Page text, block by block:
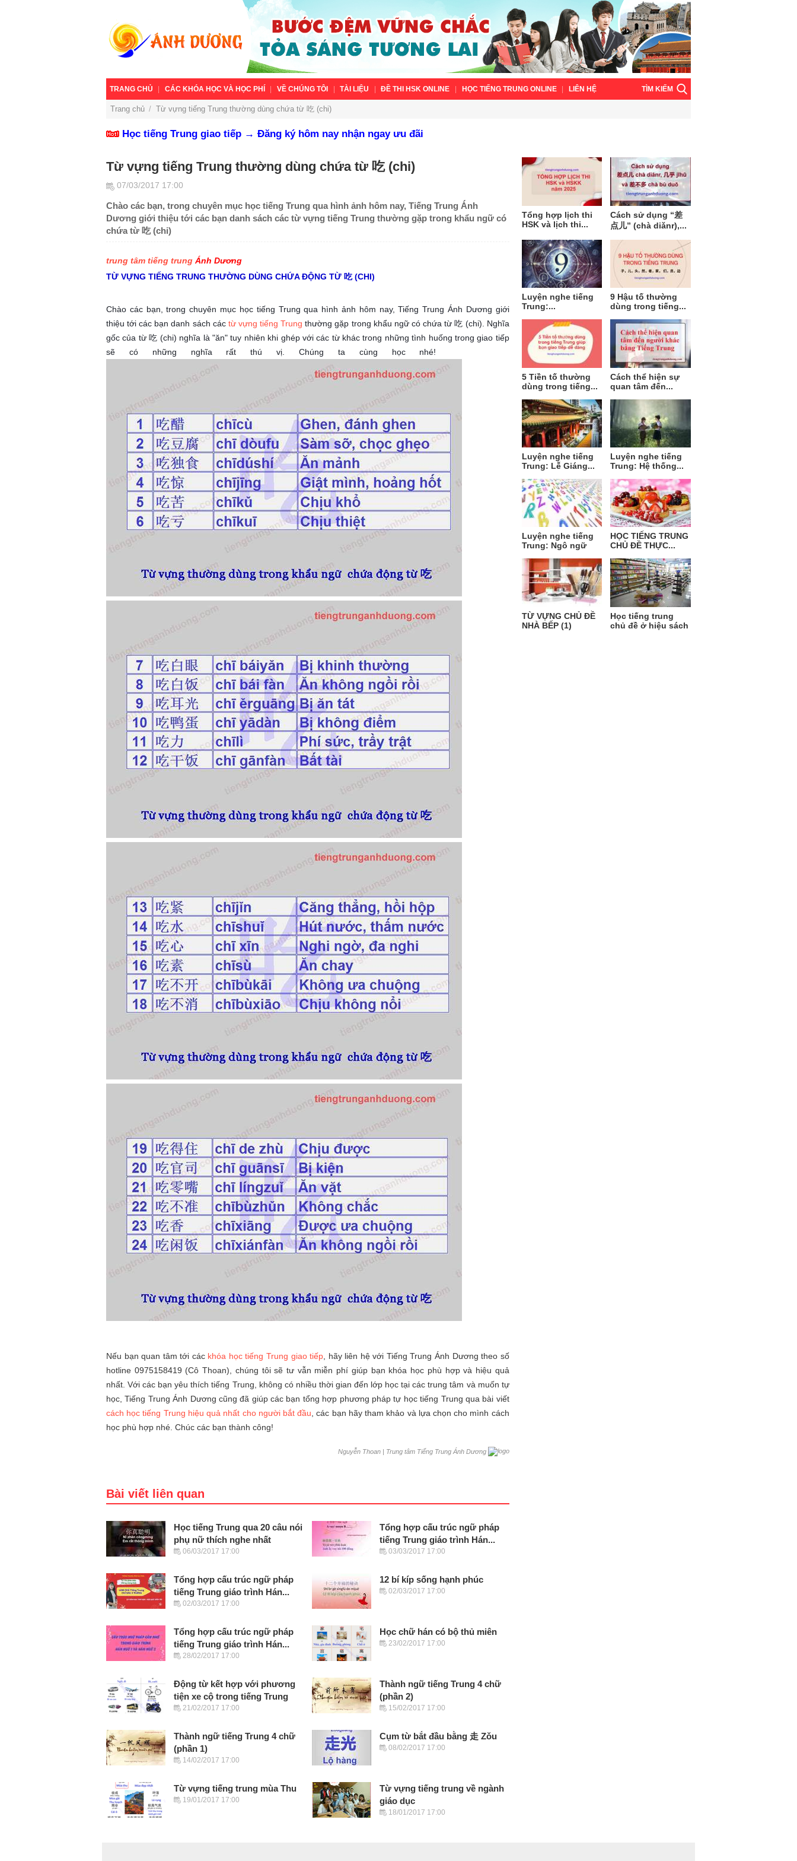
TRANG CHỦ CÁC KHÓA HỌC VÀ HỌC PHÍ VỀ CHÚNG TÔI TÀI LIỆU ĐỀ THI HSK ONLINE HỌC TIẾNG TRUNG ONLINE LIÊN HỆ TÌM KIẾM
Trang chủ / Từ vựng tiếng Trung thường dùng chứa từ 吃 (chi)
Học tiếng Trung giao tiếp → Đăng ký hôm nay nhận ngay ưu đãi
Từ vựng tiếng Trung thường dùng chứa từ 吃 (chi)
07/03/2017 17:00
Chào các bạn, trong chuyên mục học tiếng Trung qua hình ảnh hôm nay, Tiếng Trung Ánh
Dương giới thiệu tới các bạn danh sách các từ vựng tiếng Trung thường gặp trong khẩu ngữ có
chứa từ 吃 (chi)
trung tâm tiếng trung Ánh Dương
TỪ VỰNG TIẾNG TRUNG THƯỜNG DÙNG CHỨA ĐỘNG TỪ 吃 (CHI)
Chào các bạn, trong chuyên mục học tiếng Trung qua hình ảnh hôm nay, Tiếng Trung Ánh Dương giới
thiệu tới các bạn danh sách các từ vựng tiếng Trung thường gặp trong khẩu ngữ có chứa từ 吃 (chi). Nghĩa
gốc của từ 吃 (chi) nghĩa là "ăn" tuy nhiên khi ghép với các từ khác trong những tình huống trong giao tiếp
sẽ có những nghĩa rất thú vị. Chúng ta cùng học nhé!
Nếu bạn quan tâm tới các khóa học tiếng Trung giao tiếp , hãy liên hệ với Tiếng Trung Ánh Dương theo số
hotline 0975158419 (Cô Thoan), chúng tôi sẽ tư vẫn miễn phí giúp bạn khóa học phù hợp và hiệu quả
nhất. Với các bạn yêu thích tiếng Trung, không có nhiều thời gian đến lớp học tại các trung tâm và muốn tự
học, Tiếng Trung Ánh Dương cũng đã giúp các bạn tổng hợp phương pháp tự học tiếng Trung qua bài viết
cách học tiếng Trung hiệu quả nhất cho người bắt đầu , các bạn hãy tham khảo và lựa chọn cho mình cách
học phù hợp nhé. Chúc các bạn thành công!
Nguyễn Thoan | Trung tâm Tiếng Trung Ánh Dương
Bài viết liên quan
Học tiếng Trung qua 20 câu nói
phụ nữ thích nghe nhất
06/03/2017 17:00
Tổng hợp cấu trúc ngữ pháp
tiếng Trung giáo trình Hán...
03/03/2017 17:00
Tổng hợp cấu trúc ngữ pháp
tiếng Trung giáo trình Hán...
02/03/2017 17:00
12 bí kíp sống hạnh phúc
02/03/2017 17:00
Tổng hợp cấu trúc ngữ pháp
tiếng Trung giáo trình Hán...
28/02/2017 17:00
Học chữ hán có bộ thủ miên
23/02/2017 17:00
Động từ kết hợp với phương
tiện xe cộ trong tiếng Trung
21/02/2017 17:00
Thành ngữ tiếng Trung 4 chữ
(phần 2)
15/02/2017 17:00
Thành ngữ tiếng Trung 4 chữ
(phần 1)
14/02/2017 17:00
Cụm từ bắt đầu bằng 走 Zǒu
08/02/2017 17:00
Từ vựng tiếng trung mùa Thu
19/01/2017 17:00
Từ vựng tiếng trung về ngành
giáo dục
18/01/2017 17:00
Tổng hợp lịch thi
HSK và lịch thi...
Cách sử dụng “差
点儿” (chà diǎnr),...
Luyện nghe tiếng
Trung:...
9 Hậu tố thường
dùng trong tiếng...
5 Tiền tố thường
dùng trong tiếng...
Cách thể hiện sự
quan tâm đến...
Luyện nghe tiếng
Trung: Lễ Giáng...
Luyện nghe tiếng
Trung: Hệ thống...
Luyện nghe tiếng
Trung: Ngô ngữ
HỌC TIẾNG TRUNG
CHỦ ĐỀ THỰC...
TỪ VỰNG CHỦ ĐỀ
NHÀ BẾP (1)
Học tiếng trung
chủ đề ở hiệu sách